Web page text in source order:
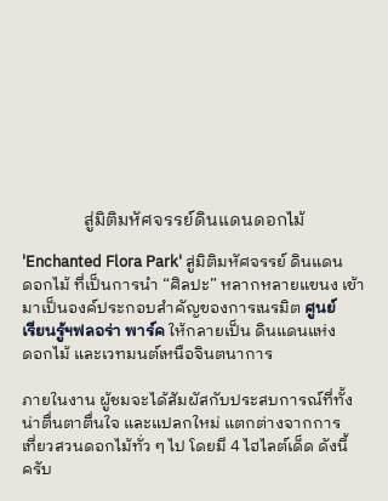
สู่มิติมหัศจรรย์ดินแดนดอกไม้
'Enchanted Flora Park' สู่มิติมหัศจรรย์ ดินแดน
ดอกไม้ ที่เป็นการนำ “ศิลปะ” หลากหลายแขนง เข้า
มาเป็นองค์ประกอบสำคัญของการเนรมิต ศูนย์
เรียนรู้ฯฟลอร่า พาร์คให้กลายเป็น ดินแดนแห่ง
ดอกไม้ และเวทมนต์เหนือจินตนาการ
ภายในงาน ผู้ชมจะได้สัมผัสกับประสบการณ์ที่ทั้ง
น่าตื่นตาตื่นใจ และแปลกใหม่ แตกต่างจากการ
เที่ยวสวนดอกไม้ทั่ว ๆ ไป โดยมี 4 ไฮไลต์เด็ด ดังนี้
ครับ